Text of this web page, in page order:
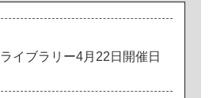
ライ ブラ リ ー4月 22 日 開催 日